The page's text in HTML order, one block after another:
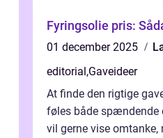
Fyringsolie pris:
01 december 2025
editorial,Gaveideer
At finde den rigtige
føles både spændende
vil gerne vise